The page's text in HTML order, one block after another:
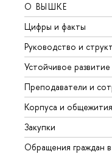
О ВЫШКЕ
Цифры и факты
Руководство и
Устойчивое
Преподаватели и
Корпуса и общежития
Закупки
Обращения граждан